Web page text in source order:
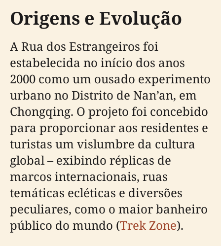
Origens e Evolução
A Rua dos Estrangeiros foi
estabelecida no início dos anos
2000 como um ousado experimento
urbano no Distrito de Nan’an, em
Chongqing. O projeto foi concebido
para proporcionar aos residentes e
turistas um vislumbre da cultura
global – exibindo réplicas de
marcos internacionais, ruas
temáticas ecléticas e diversões
peculiares, como o maior banheiro
público do mundo (Trek Zone).